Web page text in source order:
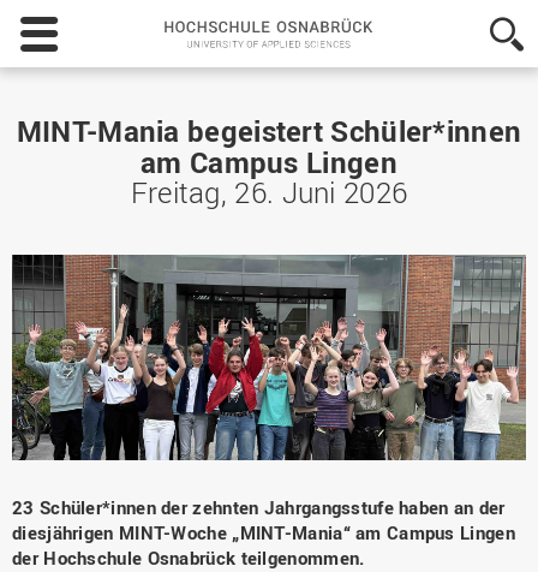
Hochschule
Osnabrück
-
of
Applied
MINT-Mania begeistert Schüler*innen
am Campus Lingen
Freitag, 26. Juni 2026
23 Schüler*innen der zehnten Jahrgangsstufe haben an der
diesjährigen MINT-Woche „MINT-Mania“ am Campus Lingen
der Hochschule Osnabrück teilgenommen.